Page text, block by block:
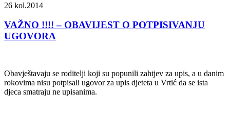
26 kol.2014
VAŽNO !!!! – OBAVIJEST O POTPISIVANJU
UGOVORA
Obavještavaju se roditelji koji su popunili zahtjev za upis, a u danim
rokovima nisu potpisali ugovor za upis djeteta u Vrtić da se ista
djeca smatraju ne upisanima.